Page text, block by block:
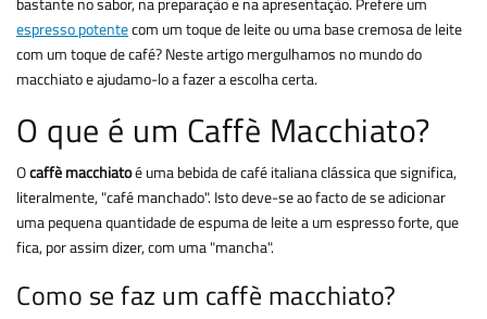
espresso potentecom um toque de leite ou uma base cremosa de leite
com um toque de café? Neste artigo mergulhamos no mundo do
macchiato e ajudamo-lo a fazer a escolha certa.
O que é um Caffè Macchiato?
Ocaffè macchiatoé uma bebida de café italiana clássica que significa,
literalmente, "café manchado". Isto deve-se ao facto de se adicionar
uma pequena quantidade de espuma de leite a um espresso forte, que
fica, por assim dizer, com uma "mancha".
Como se faz um caffè macchiato?